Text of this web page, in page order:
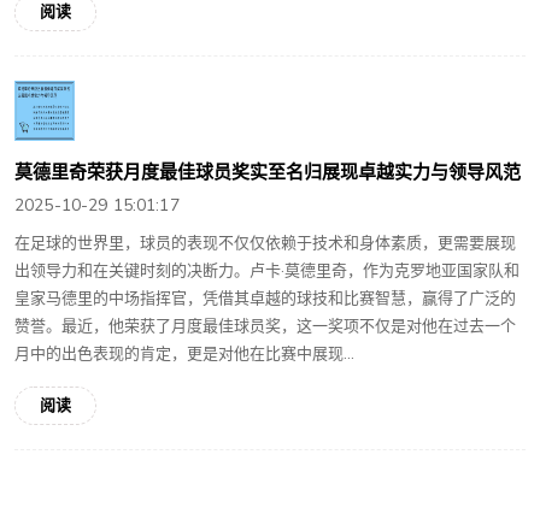
阅读
莫德里奇荣获月度最佳球员奖实至名归展现卓越实力与领导风范
2025-10-29 15:01:17
在足球的世界里，球员的表现不仅仅依赖于技术和身体素质，更需要展现
出领导力和在关键时刻的决断力。卢卡·莫德里奇，作为克罗地亚国家队和
皇家马德里的中场指挥官，凭借其卓越的球技和比赛智慧，赢得了广泛的
赞誉。最近，他荣获了月度最佳球员奖，这一奖项不仅是对他在过去一个
月中的出色表现的肯定，更是对他在比赛中展现...
阅读